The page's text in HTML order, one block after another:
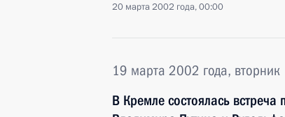
20 марта 2002 года, 00:00
19 марта 2002 года, вторник
В Кремле состоялась